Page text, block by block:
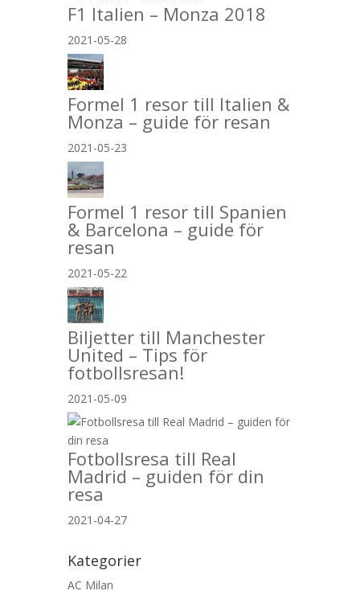
F1 Italien – Monza 2018
2021-05-28
Formel 1 resor till Italien &
Monza – guide för resan
2021-05-23
Formel 1 resor till Spanien
& Barcelona – guide för
resan
2021-05-22
Biljetter till Manchester
United – Tips för
fotbollsresan!
2021-05-09
Fotbollsresa till Real
Madrid – guiden för din
resa
2021-04-27
Kategorier
AC Milan